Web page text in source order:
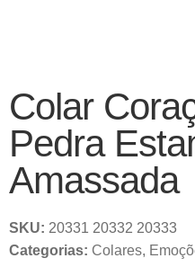
Colar
Pedra
Amassada
SKU: 20331 20332 20333
Categorias: Colares,